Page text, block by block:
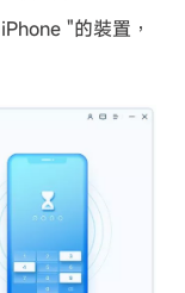
"的裝置，